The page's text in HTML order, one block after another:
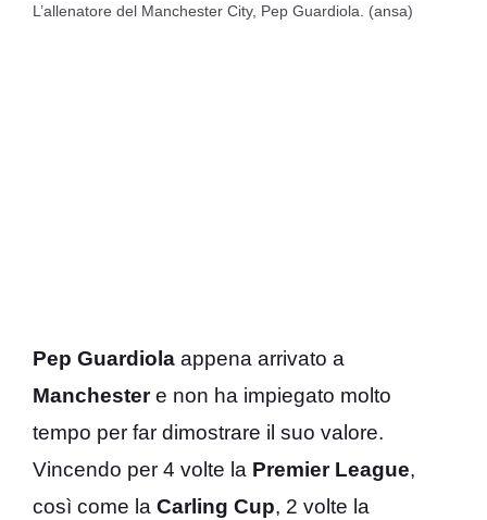
L’allenatore del Manchester City, Pep Guardiola. (ansa)
Pep Guardiola appena arrivato a
Manchestere non ha impiegato molto
tempo per far dimostrare il suo valore.
Vincendo per 4 volte la Premier League,
così come la Carling Cup, 2 volte la